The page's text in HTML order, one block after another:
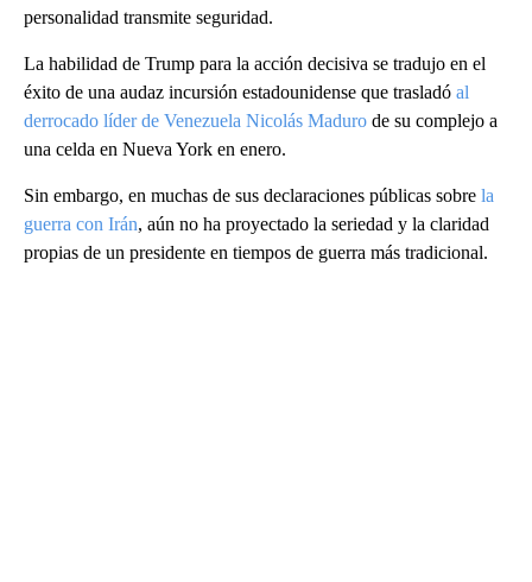
personalidad transmite seguridad.
La habilidad de Trump para la acción decisiva se tradujo en el
éxito de una audaz incursión estadounidense que trasladó al
derrocado líder de Venezuela Nicolás Maduro de su complejo a
una celda en Nueva York en enero.
Sin embargo, en muchas de sus declaraciones públicas sobre la
guerra con Irán, aún no ha proyectado la seriedad y la claridad
propias de un presidente en tiempos de guerra más tradicional.